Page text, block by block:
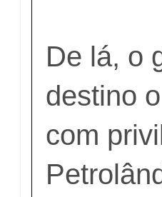
De lá, o
destino
com